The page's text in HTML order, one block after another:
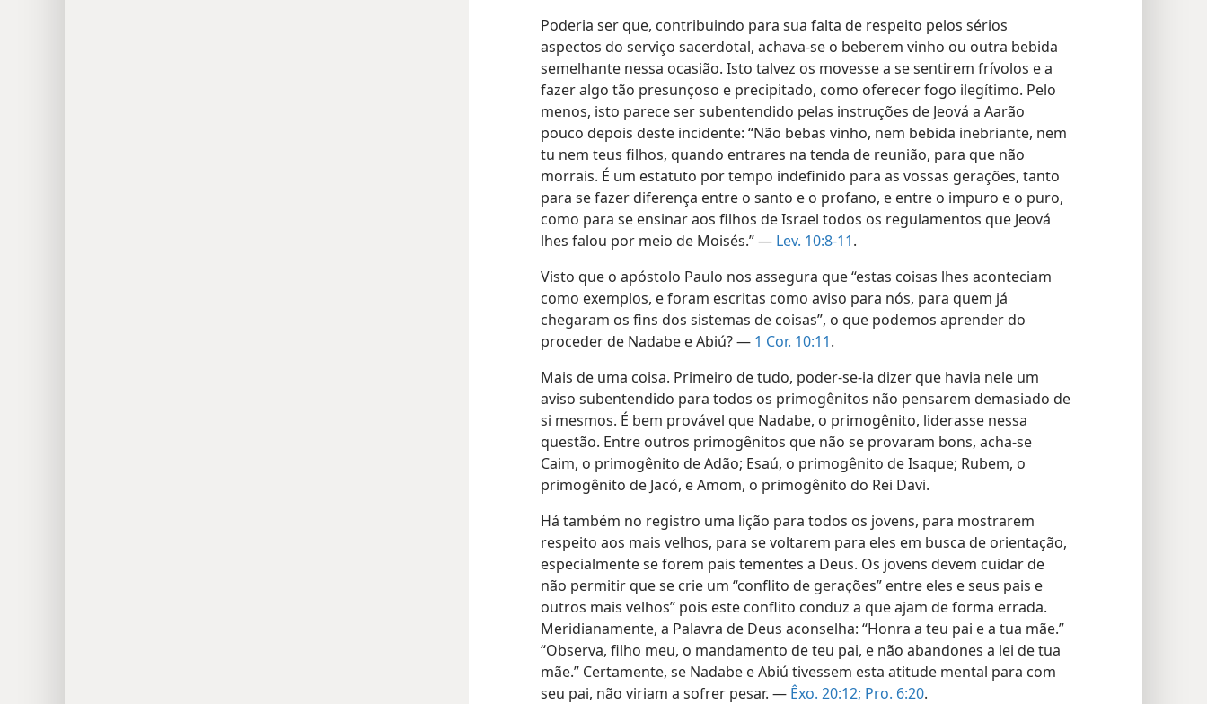
Poderia ser que, contribuindo para sua falta de respeito pelos sérios
aspectos do serviço sacerdotal, achava-se o beberem vinho ou outra bebida
semelhante nessa ocasião. Isto talvez os movesse a se sentirem frívolos e a
fazer algo tão presunçoso e precipitado, como oferecer fogo ilegítimo. Pelo
menos, isto parece ser subentendido pelas instruções de Jeová a Aarão
pouco depois deste incidente: “Não bebas vinho, nem bebida inebriante, nem
tu nem teus filhos, quando entrares na tenda de reunião, para que não
morrais. É um estatuto por tempo indefinido para as vossas gerações, tanto
para se fazer diferença entre o santo e o profano, e entre o impuro e o puro,
como para se ensinar aos filhos de Israel todos os regulamentos que Jeová
lhes falou por meio de Moisés.” — Lev. 10:8-11.
Visto que o apóstolo Paulo nos assegura que “estas coisas lhes aconteciam
como exemplos, e foram escritas como aviso para nós, para quem já
chegaram os fins dos sistemas de coisas”, o que podemos aprender do
proceder de Nadabe e Abiú? — 1 Cor. 10:11.
Mais de uma coisa. Primeiro de tudo, poder-se-ia dizer que havia nele um
aviso subentendido para todos os primogênitos não pensarem demasiado de
si mesmos. É bem provável que Nadabe, o primogênito, liderasse nessa
questão. Entre outros primogênitos que não se provaram bons, acha-se
Caim, o primogênito de Adão; Esaú, o primogênito de Isaque; Rubem, o
primogênito de Jacó, e Amom, o primogênito do Rei Davi.
Há também no registro uma lição para todos os jovens, para mostrarem
respeito aos mais velhos, para se voltarem para eles em busca de orientação,
especialmente se forem pais tementes a Deus. Os jovens devem cuidar de
não permitir que se crie um “conflito de gerações” entre eles e seus pais e
outros mais velhos” pois este conflito conduz a que ajam de forma errada.
Meridianamente, a Palavra de Deus aconselha: “Honra a teu pai e a tua mãe.”
“Observa, filho meu, o mandamento de teu pai, e não abandones a lei de tua
mãe.” Certamente, se Nadabe e Abiú tivessem esta atitude mental para com
seu pai, não viriam a sofrer pesar. — Êxo. 20:12; Pro. 6:20.